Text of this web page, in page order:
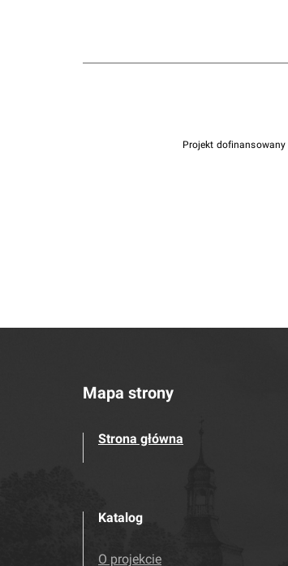
Projekt
Mapa strony
Strona główna
Katalog
O projekcie